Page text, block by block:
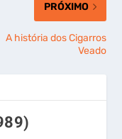
PRÓXIMO
A história dos Cigarros
Veado